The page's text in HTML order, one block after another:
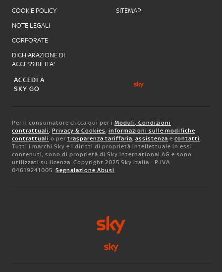
COOKIE POLICY
NOTE LEGALI
CORPORATE
DICHIARAZIONE DI
ACCESSIBILITA'
SITEMAP
ACCEDI A
SKY GO
Per il consumatore clicca qui per i Moduli, Condizioni
contrattuali, Privacy & Cookies, informazioni sulle modifiche
contrattuali o per trasparenza tariffaria, assistenza e contatti.
Tutti i marchi Sky e i diritti di proprietà intellettuale in essi
contenuti, sono di proprietà di Sky international AG e sono
utilizzati su licenza. Copyright 2025 Sky Italia - P.IVA
04619241005. Segnalazione Abusi